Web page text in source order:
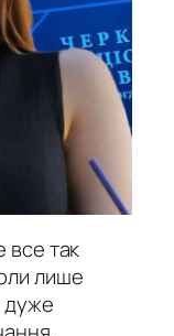
все так
лише
дуже